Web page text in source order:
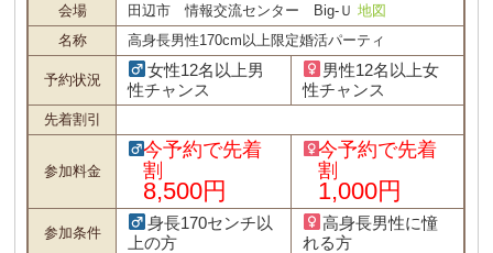
会場
田辺市 情報交流センター Big-Ｕ地図
名称
高身長男性170cm以上限定婚活パーティ
予約状況
女性12名以上男
性チャンス
男性12名以上女
性チャンス
先着割引
参加料金
今予約で先着
割
8,500円
今予約で先着
割
1,000円
参加条件
身長170センチ以
上の方
高身長男性に憧
れる方